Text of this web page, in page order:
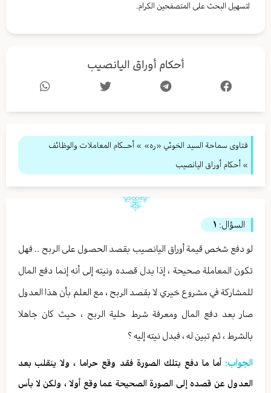
لتسهيل البحث على المتصفحين الكرام.
أحكام أوراق اليانصيب
فتاوى سماحة السيد الخوئي «ره» » أحــكام المعاملات والوظائف
» أحكام أوراق اليانصيب
السؤال: ١
لو دفع شخص قيمة أوراق اليانصيب بقصد الحصول على الربح .. فهل
تكون المعاملة صحيحة ، إذا بدل قصده ونيته إلى أنه إنما دفع المال
للمشاركة في مشروع خيري لا بقصد الربح ، مع العلم بأن هذا العدول
صار بعد دفع المال ومعرفة شرط حلية الربح ، حيث كان جاهلا
بالشرط ، ثم تبين له ، فبدل نيته إليه ؟
الجواب:أما ما دفع بتلك الصورة فقد وقع حراما ، ولا ينقلب بعد
العدول عن قصده إلى الصورة الصحيحة عما وقع أولا ، ولكن لا بأس